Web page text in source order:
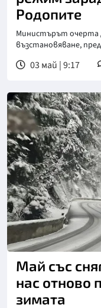
Родопите
Министърът очерта
възстановяване,
03 май | 9:17
Снимка: бТВ
Май със
нас отново
зимата